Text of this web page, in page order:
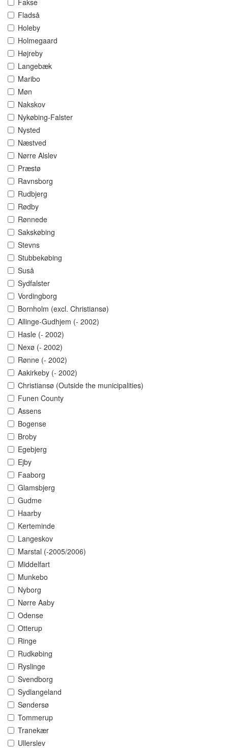
Fakse
Fladså
Holeby
Holmegaard
Højreby
Langebæk
Maribo
Møn
Nakskov
Nykøbing-Falster
Nysted
Næstved
Nørre Alslev
Præstø
Ravnsborg
Rudbjerg
Rødby
Rønnede
Sakskøbing
Stevns
Stubbekøbing
Suså
Sydfalster
Vordingborg
Bornholm (excl. Christiansø)
Allinge-Gudhjem (- 2002)
Hasle (- 2002)
Nexø (- 2002)
Rønne (- 2002)
Aakirkeby (- 2002)
Christiansø (Outside the municipalities)
Funen County
Assens
Bogense
Broby
Egebjerg
Ejby
Faaborg
Glamsbjerg
Gudme
Haarby
Kerteminde
Langeskov
Marstal (-2005/2006)
Middelfart
Munkebo
Nyborg
Nørre Aaby
Odense
Otterup
Ringe
Rudkøbing
Ryslinge
Svendborg
Sydlangeland
Søndersø
Tommerup
Tranekær
Ullerslev